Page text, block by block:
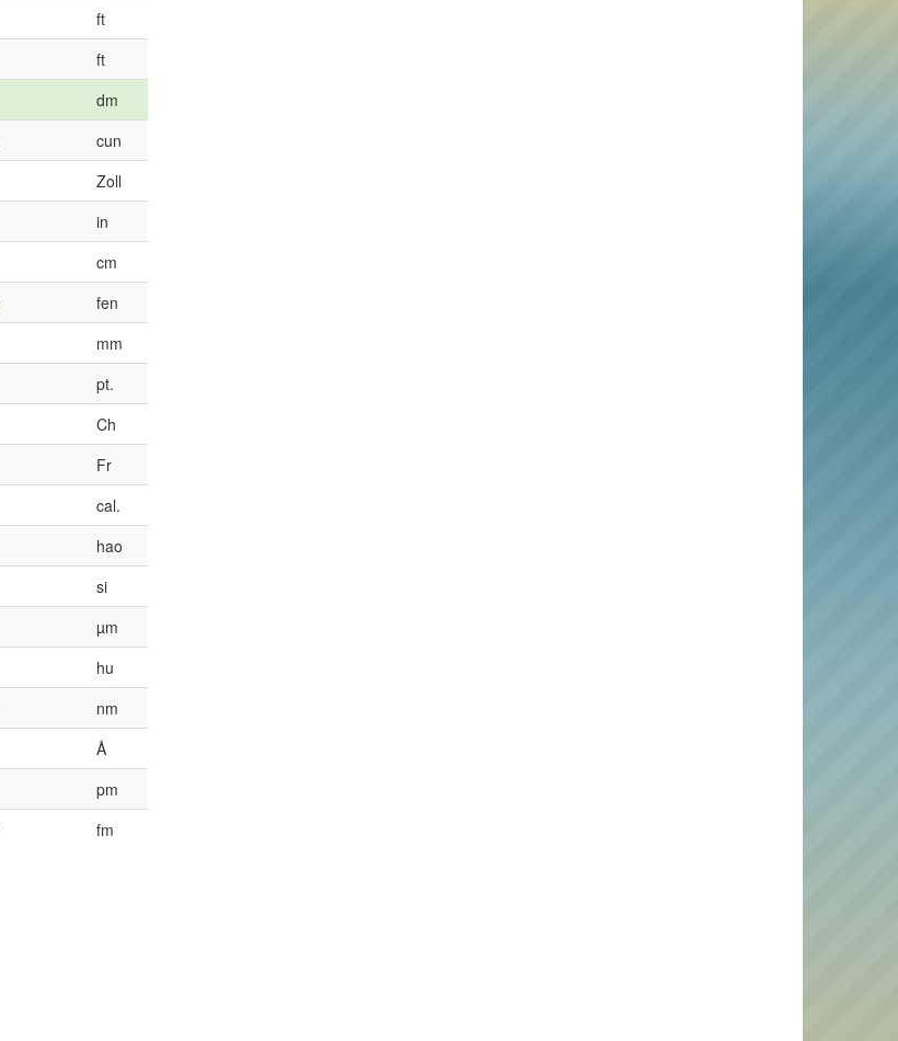
ft
ft
dm
cun
Zoll
in
cm
fen
mm
pt.
Ch
Fr
cal.
hao
si
µm
hu
nm
Å
pm
fm